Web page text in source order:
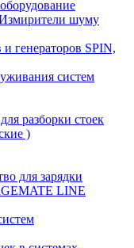
шуму
генераторов SPIN,
систем
разборки стоек
)
для зарядки
LINE